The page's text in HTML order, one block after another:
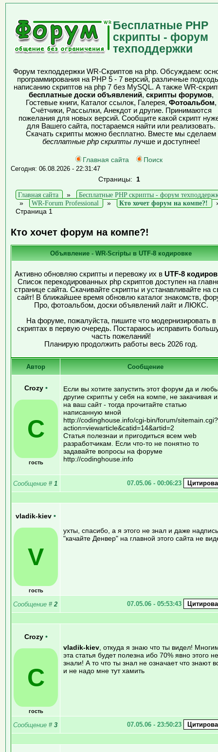
Бесплатные PHP
скрипты - форум
техподдержки
Форум техподдержки WR-Скриптов на php. Обсуждаем:
программирования на PHP 5 - 7 версий, различные
написанию скриптов на php 7 без MySQL. А также WR-
бесплатные доски объявлений, скрипты форумов,
Гостевые книги, Каталог ссылок, Галерея, Фотоальбом,
Счётчики, Рассылки, Анекдот и другие. Принимаются
пожелания для новых версий. Сообщите какой скрипт
для Вашего сайта, постараемся найти или реализовать.
Скачать скрипты можно бесплатно. Вместе мы сделаем
бесплатные php скриптылучше и доступнее!
Главная сайта Поиск
Сегодня: 06.08.2026 - 22:31:47
Страницы: 1
Главная сайта
»
Бесплатные PHP скрипты - форум
»
WR-Forum Professional » Кто хочет форум на компе?!
Страница 1
Кто хочет форум на компе?!
Объявление - WR-Scriptы в UTF-8 кодировке
Активно обновляю скрипты и перевожу их в UTF-8
Список перекодированных php скриптов доступен на
странице сайта. Скачивайте скрипты и устанавливайте на
сайт! В ближайшее время обновлю каталог знакомств,
Про, фотоальбом, доски объявлений лайт и ЛЮКС.
На форуме, пожалуйста, пишите что модернизировать в
скриптах в первую очередь. Постараюсь исправить
часть пожеланий!
Планирую продолжить работы весь 2026 год.
Автор Сообщение
Crozy •
C
гость
Если вы хотите запустить этот форум да и
другие скрипты у себя на компе, не закачивая
на ваш сайт - тогда прочитайте статью
написанную мной
http://codinghouse.info/cgi-bin/forum/sitemain.cgi?
action=viewarticle&catid=14&artid=2
Статья полезнаи и пригодиться всем web
разработчикам. Если что-то не понятно то
задавайте вопросы на форуме
http://codinghouse.info
Сообщение # 1 07.05.06 - 00:06:23
vladik-kiev •
V
гость
ухты, спасибо, а я этого не знал и даже надпись
"качайте Денвер" на главной этого сайта не
Сообщение # 2 07.05.06 - 05:53:43
Crozy •
C
гость
vladik-kiev , откуда я знаю что ты видел!
эта статья будет полезна ибо 70% явно этого не
знали! А то что ты знал не означает что знают
и не надо мне тут хамить
Сообщение # 3 07.05.06 - 23:50:23